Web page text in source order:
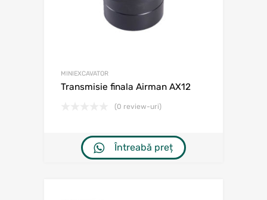
MINIEXCAVATOR
Transmisie finala Airman AX12
(0 review-uri)
Întreabă preț